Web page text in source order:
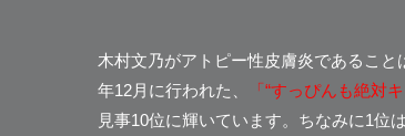
木村文乃がアトピー性皮膚炎であるこ
年12月に行われた、
「“すっぴんも絶対
見事10位に輝いています。ちなみに1位